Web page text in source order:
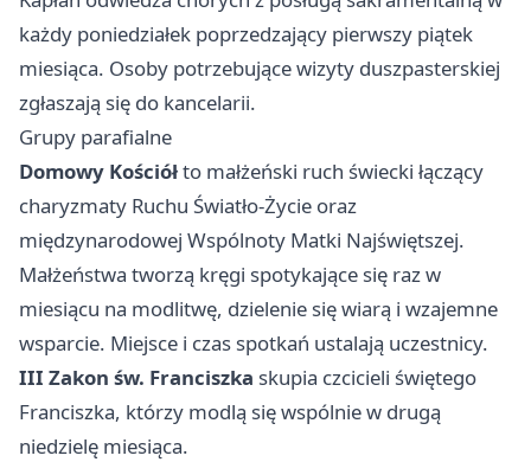
każdy poniedziałek poprzedzający pierwszy piątek
miesiąca. Osoby potrzebujące wizyty duszpasterskiej
zgłaszają się do kancelarii.
Grupy parafialne
Domowy Kościółto małżeński ruch świecki łączący
charyzmaty Ruchu Światło-Życie oraz
międzynarodowej Wspólnoty Matki Najświętszej.
Małżeństwa tworzą kręgi spotykające się raz w
miesiącu na modlitwę, dzielenie się wiarą i wzajemne
wsparcie. Miejsce i czas spotkań ustalają uczestnicy.
III Zakon św. Franciszka skupia czcicieli świętego
Franciszka, którzy modlą się wspólnie w drugą
niedzielę miesiąca.